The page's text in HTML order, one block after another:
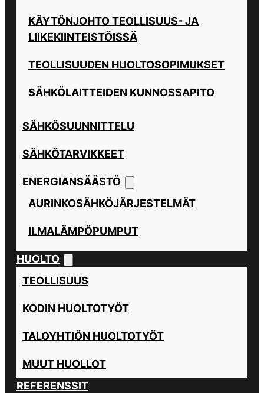
KÄYTÖNJOHTO TEOLLISUUS- JA
LIIKEKIINTEISTÖISSÄ
TEOLLISUUDEN HUOLTOSOPIMUKSET
SÄHKÖLAITTEIDEN KUNNOSSAPITO
SÄHKÖSUUNNITTELU
SÄHKÖTARVIKKEET
ENERGIANSÄÄSTÖ
AURINKOSÄHKÖJÄRJESTELMÄT
ILMALÄMPÖPUMPUT
HUOLTO
TEOLLISUUS
KODIN HUOLTOTYÖT
TALOYHTIÖN HUOLTOTYÖT
MUUT HUOLLOT
REFERENSSIT